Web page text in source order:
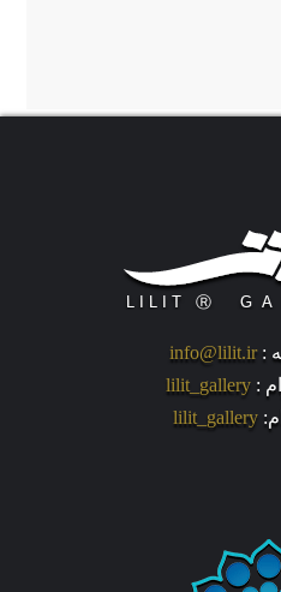
:
info@lilit.ir
:
lilit_gallery
lilit_gallery